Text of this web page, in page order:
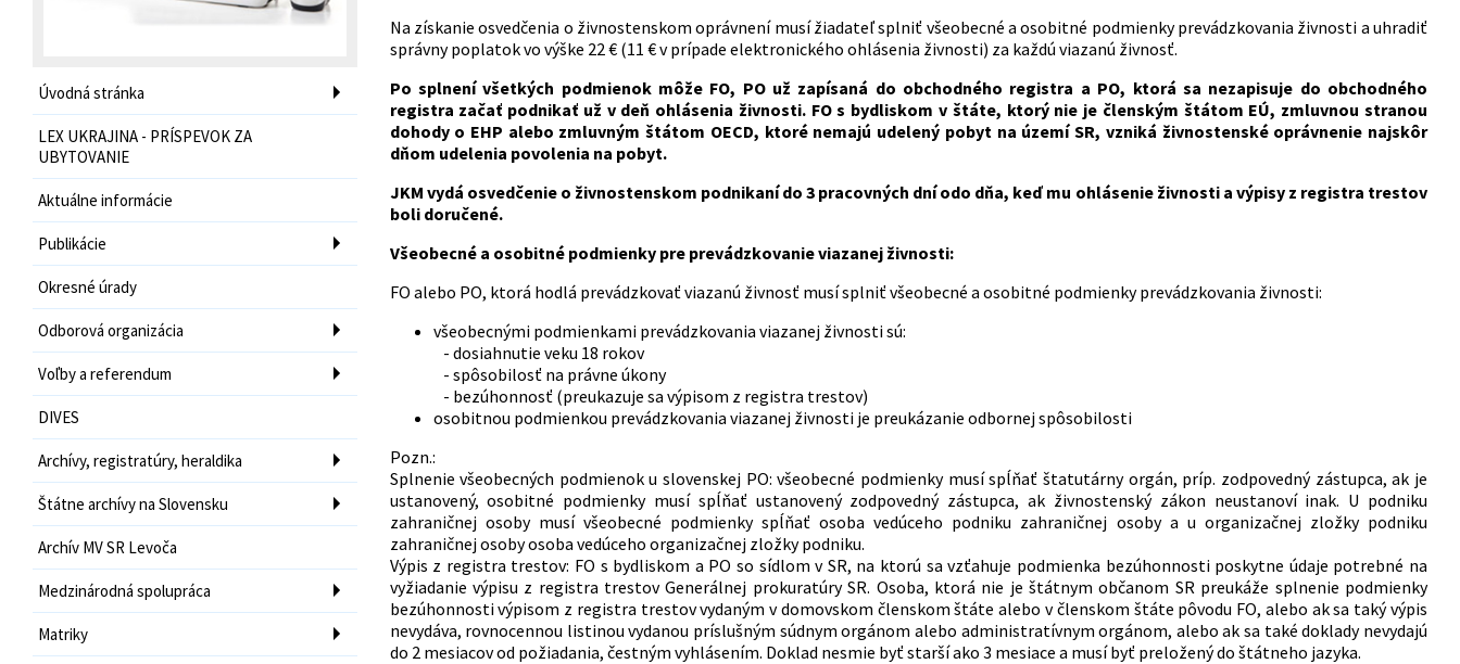
Úvodná stránka
LEX UKRAJINA - PRÍSPEVOK ZA
UBYTOVANIE
Aktuálne informácie
Publikácie
Okresné úrady
Odborová organizácia
Voľby a referendum
DIVES
Archívy, registratúry, heraldika
Štátne archívy na Slovensku
Archív MV SR Levoča
Medzinárodná spolupráca
Matriky
Na získanie osvedčenia o živnostenskom oprávnení musí žiadateľ splniť všeobecné a osobitné podmienky prevádzkovania živnosti a uhradiť
správny poplatok vo výške 22 € (11 € v prípade elektronického ohlásenia živnosti) za každú viazanú živnosť.
Po splnení všetkých podmienok môže FO, PO už zapísaná do obchodného registra a PO, ktorá sa nezapisuje do obchodného
registra začať podnikať už v deň ohlásenia živnosti. FO s bydliskom v štáte, ktorý nie je členským štátom EÚ, zmluvnou stranou
dohody o EHP alebo zmluvným štátom OECD, ktoré nemajú udelený pobyt na území SR, vzniká živnostenské oprávnenie najskôr
dňom udelenia povolenia na pobyt.
JKM vydá osvedčenie o živnostenskom podnikaní do 3 pracovných dní odo dňa, keď mu ohlásenie živnosti a výpisy z registra trestov
boli doručené.
Všeobecné a osobitné podmienky pre prevádzkovanie viazanej živnosti:
FO alebo PO, ktorá hodlá prevádzkovať viazanú živnosť musí splniť všeobecné a osobitné podmienky prevádzkovania živnosti:
všeobecnými podmienkami prevádzkovania viazanej živnosti sú:
- dosiahnutie veku 18 rokov
- spôsobilosť na právne úkony
- bezúhonnosť (preukazuje sa výpisom z registra trestov)
osobitnou podmienkou prevádzkovania viazanej živnosti je preukázanie odbornej spôsobilosti
Pozn.:
Splnenie všeobecných podmienok u slovenskej PO: všeobecné podmienky musí spĺňať štatutárny orgán, príp. zodpovedný zástupca, ak je
ustanovený, osobitné podmienky musí spĺňať ustanovený zodpovedný zástupca, ak živnostenský zákon neustanoví inak. U podniku
zahraničnej osoby musí všeobecné podmienky spĺňať osoba vedúceho podniku zahraničnej osoby a u organizačnej zložky podniku
zahraničnej osoby osoba vedúceho organizačnej zložky podniku.
Výpis z registra trestov: FO s bydliskom a PO so sídlom v SR, na ktorú sa vzťahuje podmienka bezúhonnosti poskytne údaje potrebné na
vyžiadanie výpisu z registra trestov Generálnej prokuratúry SR. Osoba, ktorá nie je štátnym občanom SR preukáže splnenie podmienky
bezúhonnosti výpisom z registra trestov vydaným v domovskom členskom štáte alebo v členskom štáte pôvodu FO, alebo ak sa taký výpis
nevydáva, rovnocennou listinou vydanou príslušným súdnym orgánom alebo administratívnym orgánom, alebo ak sa také doklady nevydajú
do 2 mesiacov od požiadania, čestným vyhlásením. Doklad nesmie byť starší ako 3 mesiace a musí byť preložený do štátneho jazyka.